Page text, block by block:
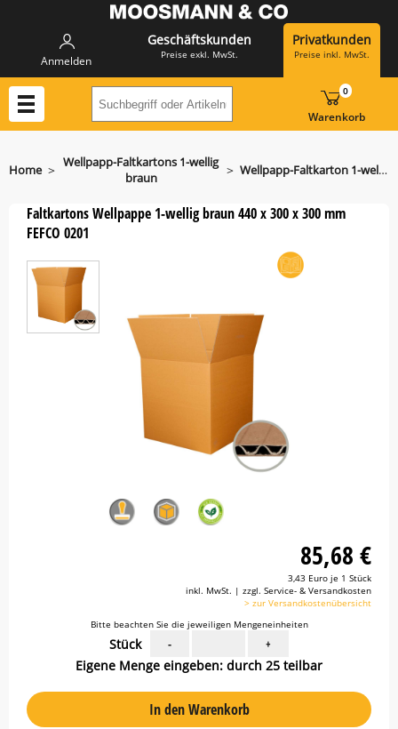
Anmelden
Geschäftskunden
Preise exkl. MwSt.
Privatkunden
Preise inkl. MwSt.
Suchbegriff oder Artikelnummer hier
Warenkorb
0
Home > Wellpapp-Faltkartons 1-wellig
braun
> Wellpapp-Faltkarton 1-wellig braun 440 x 300 x 300 mm
Faltkartons Wellpappe 1-wellig braun 440 x 300 x 300 mm
FEFCO 0201
85,68 €
3,43 Euro je 1 Stück
inkl. MwSt. | zzgl. Service- & Versandkosten
> zur Versandkostenübersicht
Bitte beachten Sie die jeweiligen Mengeneinheiten
Stück - +
Eigene Menge eingeben: durch 25 teilbar
In den Warenkorb